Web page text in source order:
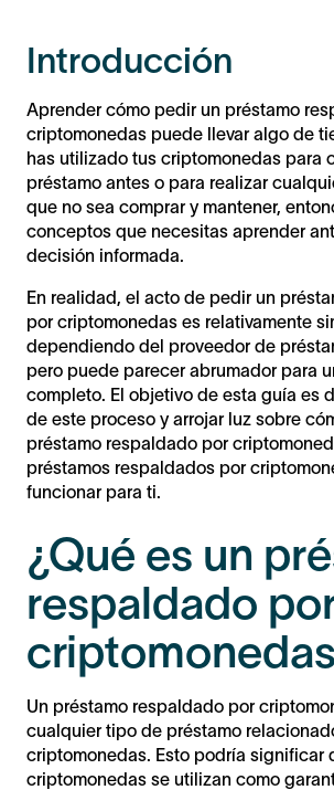
Introducción
Aprender cómo pedir un préstamo
criptomonedas puede llevar algo de
has utilizado tus criptomonedas para
préstamo antes o para realizar
que no sea comprar y mantener,
conceptos que necesitas aprender
decisión informada.
En realidad, el acto de pedir un
por criptomonedas es relativamente
dependiendo del proveedor de
pero puede parecer abrumador para
completo. El objetivo de esta guía es
de este proceso y arrojar luz sobre
préstamo respaldado por
préstamos respaldados por
funcionar para ti.
¿Qué es un
respaldado
Un préstamo respaldado por
cualquier tipo de préstamo
criptomonedas. Esto podría significar
criptomonedas se utilizan como